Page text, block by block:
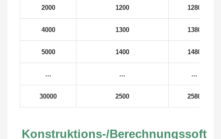
2000 1200 1280
4000 1300 1380
5000 1400 1480
... ... ...
30000 2500 2580
Konstruktions-/